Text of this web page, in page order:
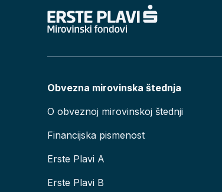
Obvezna mirovinska štednja
O obveznoj mirovinskoj štednji
Financijska pismenost
Erste Plavi A
Erste Plavi B